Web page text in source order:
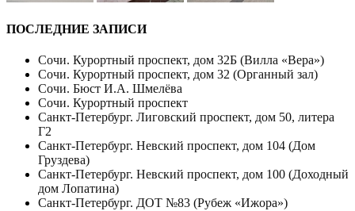
ПОСЛЕДНИЕ ЗАПИСИ
Сочи. Курортный проспект, дом 32Б (Вилла «Вера»)
Сочи. Курортный проспект, дом 32 (Органный зал)
Сочи. Бюст И.А. Шмелёва
Сочи. Курортный проспект
Санкт-Петербург. Лиговский проспект, дом 50, литера
Г2
Санкт-Петербург. Невский проспект, дом 104 (Дом
Груздева)
Санкт-Петербург. Невский проспект, дом 100 (Доходный
дом Лопатина)
Санкт-Петербург. ДОТ №83 (Рубеж «Ижора»)